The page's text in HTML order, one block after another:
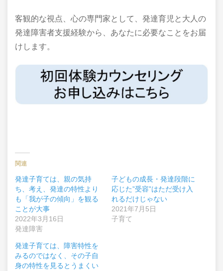
客観的な視点、心の専門家として、発達育児と大人の
発達障害者支援経験から、あなたに必要なことをお届
けします。
関連
発達子育ては、親の気持
ち、考え、発達の特性より
も「我が子の傾向」を観る
ことが大事
2022年3月16日
発達障害
子どもの成長・発達段階に
応じた”受容”はただ受け入
れるだけじゃない
2021年7月5日
子育て
発達子育ては、障害特性を
みるのではなく、その子自
身の特性を見るとうまくい